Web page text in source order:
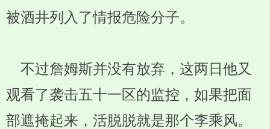
被酒井列入了情报危险分子。
不过詹姆斯并没有放弃，这两日他又
观看了袭击五十一区的监控，如果把面
部遮掩起来，活脱脱就是那个李乘风。